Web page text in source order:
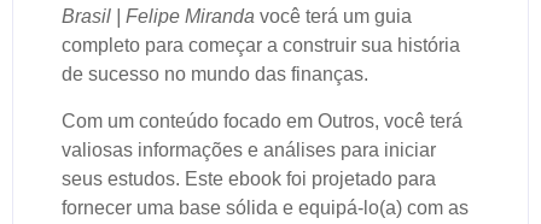
Brasil | Felipe Miranda você terá um guia
completo para começar a construir sua história
de sucesso no mundo das finanças.
Com um conteúdo focado em Outros, você terá
valiosas informações e análises para iniciar
seus estudos. Este ebook foi projetado para
fornecer uma base sólida e equipá-lo(a) com as